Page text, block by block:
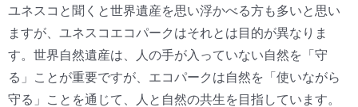
ユネスコと聞くと世界遺産を思い浮かべる方も多いと思い
ますが、ユネスコエコパークはそれとは目的が異なりま
す。世界自然遺産は、人の手が入っていない自然を「守
る」ことが重要ですが、エコパークは自然を「使いながら
守る」ことを通じて、人と自然の共生を目指しています。